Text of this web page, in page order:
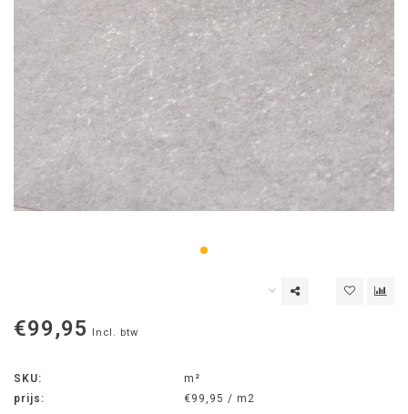
€99,95 Incl. btw
SKU:
m²
prijs:
€99,95 / m2